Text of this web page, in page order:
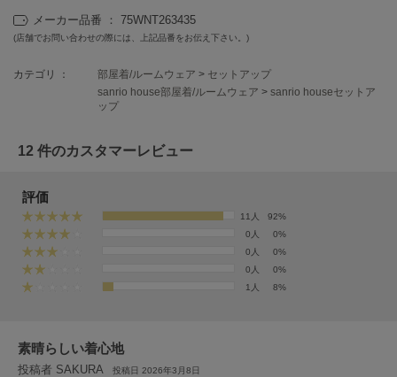
emmi yoga
エミヨガ
ETRÉ TOKYO
エトレトウキョウ
アイ
FILA
フィラ
FRAY I.D
フレイアイディー
メーカー品番 ： 75WNT263435
(店舗でお問い合わせの際には、上記品番をお伝え下さい。)
カテゴリ ： 部屋着/ルームウェア> セットアップ
sanrio house部屋着/ルームウェア> sanrio houseセットア
ップ
12 件のカスタマーレビュー
評価
11人
92%
0人
0%
0人
0%
0人
0%
1人
8%
素晴らしい着心地
投稿者 SAKURA 投稿日 2026年3月8日